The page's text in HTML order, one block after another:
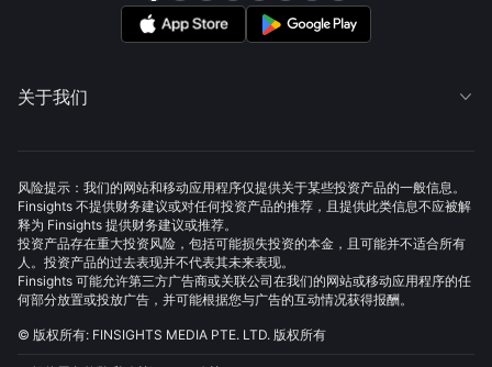
关于我们 
风险提示：我们的网站和移动应用程序仅提供关于某些投资产品的一般信息。
Finsights 不提供财务建议或对任何投资产品的推荐，且提供此类信息不应被解
释为 Finsights 提供财务建议或推荐。
投资产品存在重大投资风险，包括可能损失投资的本金，且可能并不适合所有
人。投资产品的过去表现并不代表其未来表现。
Finsights 可能允许第三方广告商或关联公司在我们的网站或移动应用程序的任
何部分放置或投放广告，并可能根据您与广告的互动情况获得报酬。
© 版权所有: FINSIGHTS MEDIA PTE. LTD. 版权所有